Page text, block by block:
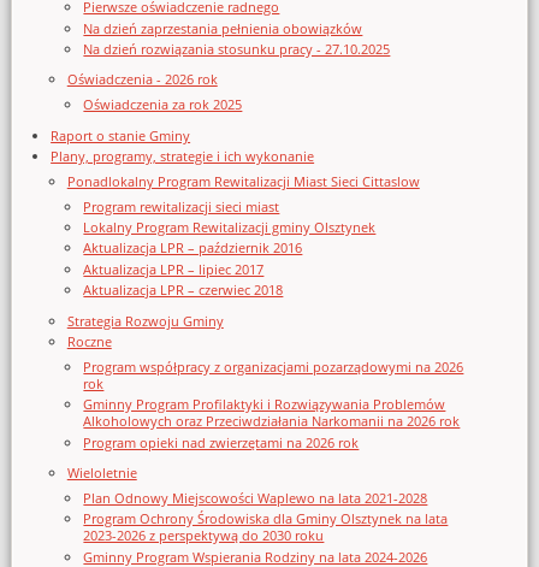
Pierwsze oświadczenie radnego
Na dzień zaprzestania pełnienia obowiązków
Na dzień rozwiązania stosunku pracy - 27.10.2025
Oświadczenia - 2026 rok
Oświadczenia za rok 2025
Raport o stanie Gminy
Plany, programy, strategie i ich wykonanie
Ponadlokalny Program Rewitalizacji Miast Sieci Cittaslow
Program rewitalizacji sieci miast
Lokalny Program Rewitalizacji gminy Olsztynek
Aktualizacja LPR – październik 2016
Aktualizacja LPR – lipiec 2017
Aktualizacja LPR – czerwiec 2018
Strategia Rozwoju Gminy
Roczne
Program współpracy z organizacjami pozarządowymi na 2026
rok
Gminny Program Profilaktyki i Rozwiązywania Problemów
Alkoholowych oraz Przeciwdziałania Narkomanii na 2026 rok
Program opieki nad zwierzętami na 2026 rok
Wieloletnie
Plan Odnowy Miejscowości Waplewo na lata 2021-2028
Program Ochrony Środowiska dla Gminy Olsztynek na lata
2023-2026 z perspektywą do 2030 roku
Gminny Program Wspierania Rodziny na lata 2024-2026